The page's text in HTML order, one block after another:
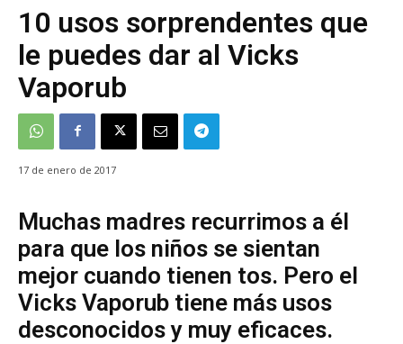
10 usos sorprendentes que
le puedes dar al Vicks
Vaporub
17 de enero de 2017
Muchas madres recurrimos a él
para que los niños se sientan
mejor cuando tienen tos. Pero el
Vicks Vaporub tiene más usos
desconocidos y muy eficaces.